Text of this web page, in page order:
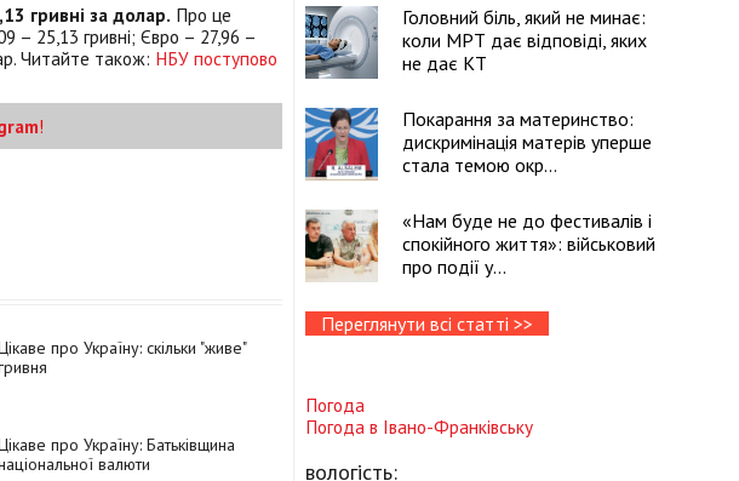
гривні за долар. Про це
25,13 гривні; Євро – 27,96 –
Читайте також: НБУ поступово
!
про Україну: скільки "живе"
про Україну: Батьківщина
валюти
Головний біль, який не минає:
коли МРТ дає відповіді, яких
не дає КТ
Покарання за материнство:
дискримінація матерів уперше
стала темою окр...
«Нам буде не до фестивалів і
спокійного життя»: військовий
про події у...
Переглянути всі статті >>
Погода
Погода в Івано-Франківську
вологість: